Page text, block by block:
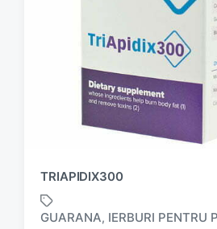
TRIAPIDIX300
GUARANA, IERBURI PENTRU